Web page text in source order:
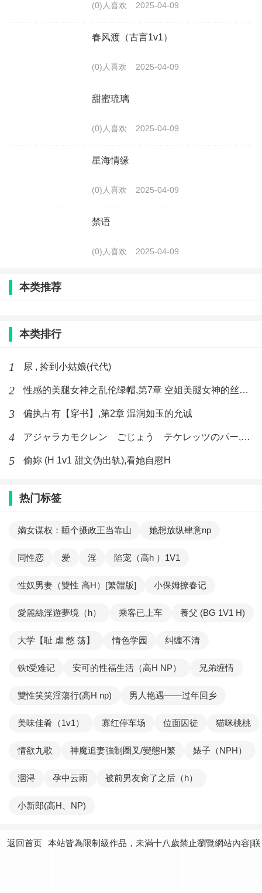
(0)人喜欢 2025-04-09
春风渡（古言1v1）
(0)人喜欢 2025-04-09
甜蜜琉璃
(0)人喜欢 2025-04-09
星海情缘
(0)人喜欢 2025-04-09
禁语
(0)人喜欢 2025-04-09
本类推荐
本类排行
1 尿 , 捡到小姑娘(代代)
2 性感的美腿女神之乱伦绿帽,第7章 空姐美腿女神的丝袜足交
3 偏执占有【穿书】,第2章 温润如玉的允诚
4 アジャラカモクレン ごじょう テケレッツのパー,【No. 42 Rube Goldberg Machine】十四
5 偷妳 (H 1v1 甜文伪出轨),看她自慰H
热门标签
嫡女谋权：睡个摄政王当靠山 她想放纵肆意np
同性恋 爱 淫 陷宠（高h ）1V1
性奴男妻（雙性 高H）[繁體版] 小保姆撩春记
愛麗絲淫遊夢境（h） 乘客已上车 養父 (BG 1V1 H)
大学【耻 虐 憋 荡】 情色学园 纠缠不清
铁t受难记 安可的性福生活（高H NP） 兄弟缠情
雙性笑笑淫蕩行(高H np) 男人艳遇——过年回乡
美味佳肴（1v1） 寡红停车场 位面囚徒 猫咪桃桃
情欲九歌 神魔追妻強制圈叉/變態H繁 婊子（NPH）
洇浔 孕中云雨 被前男友肏了之后（h）
小新郎(高H、NP)
返回首页 本站皆為限制級作品，未滿十八歲禁止瀏覽網站內容|联